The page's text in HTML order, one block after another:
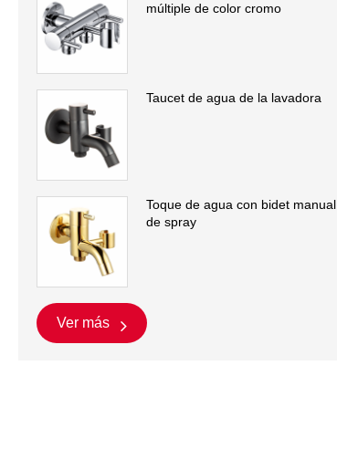
múltiple de color cromo
Taucet de agua de la lavadora
Toque de agua con bidet manual
de spray
Ver más